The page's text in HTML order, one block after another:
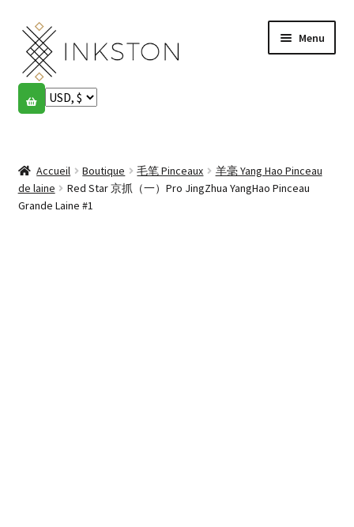
Aller
la
navigation
Aller
au
contenu
Menu
Boutique
menu
English
Accueil Boutique 毛笔 Pinceaux
羊毫 Yang Hao Pinceau
de laine
Red Star 京抓（一）Pro JingZhua YangHao Pinceau
Grande Laine #1